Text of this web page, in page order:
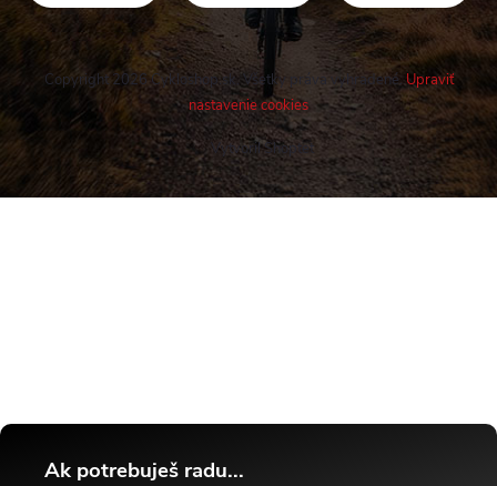
Vytvoril Shoptet
Copyright 2026 Cykloshop.sk. Všetky práva vyhradené.Upraviť
nastavenie cookies
Ak potrebuješ radu...